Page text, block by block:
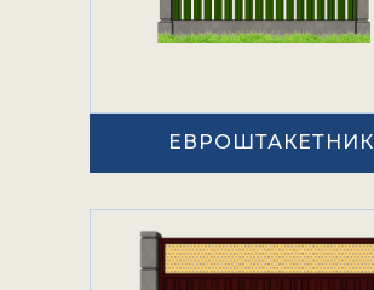
ЕВРОШТАКЕТНИК